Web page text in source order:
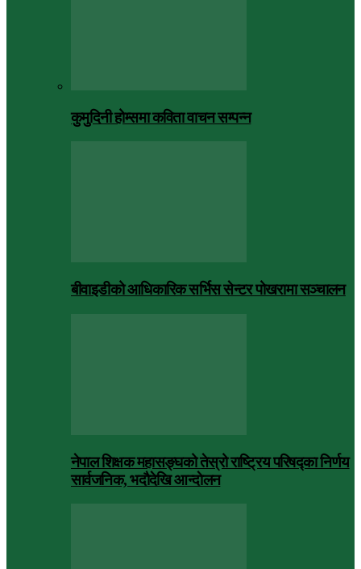
कुमुदिनी होम्समा कविता वाचन सम्पन्न
बीवाइडीको आधिकारिक सर्भिस सेन्टर पोखरामा सञ्चालन
नेपाल शिक्षक महासङ्घको तेस्रो राष्ट्रिय परिषद्का निर्णय
सार्वजनिक, भदाैदेखि आन्दाेलन